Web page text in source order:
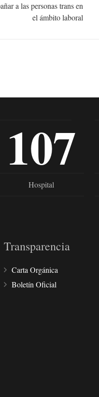
a las personas trans en
el ámbito laboral
107
Hospital
Transparencia
Carta Orgánica
Boletín Oficial